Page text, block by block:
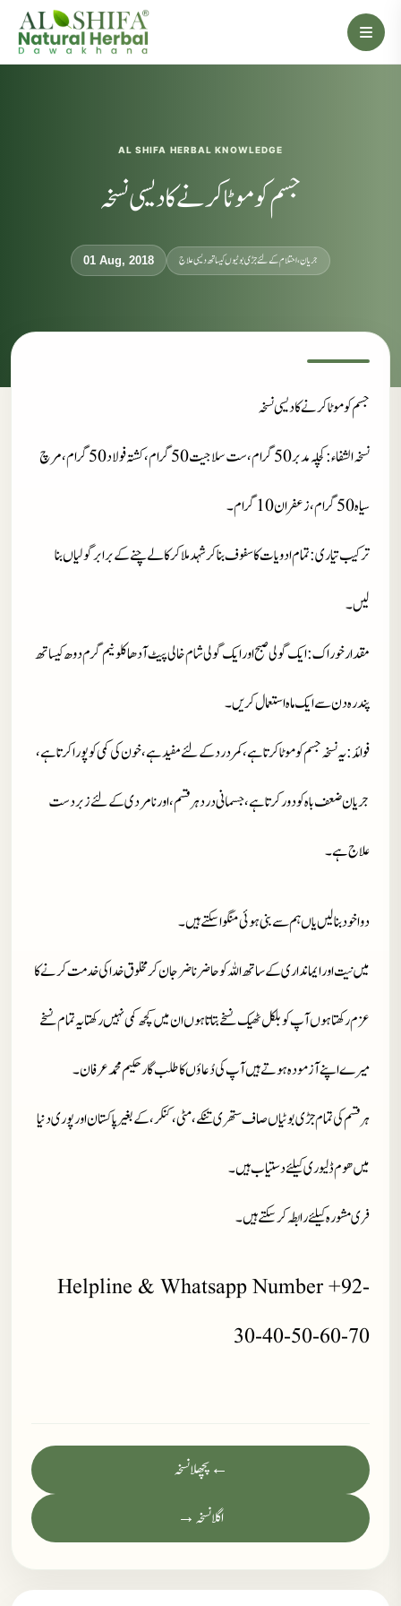
AL SHIFA HERBAL KNOWLEDGE
جسم کو موٹا کرنے کا دیسی نسخہ
01 Aug, 2018 جریان، احتلام کےلئے جڑی بوٹیوں کیساتھ دیسی علاج
جسم کو موٹا کرنے کا دیسی نسخہ
نسخہ الشفاء
: کچلہ مدبر 50 گرام، ست سلاجیت 50 گرام، کشتہ فولاد 50 گرام، مرچ
سیاہ 50 گرام، زعفران 10 گرام۔
ترکیب تیاری: تمام ادویات کا سفوف بنا کر شہد ملا کر کالے چنے کے برابر گولیاں بنا
لیں۔
مقدار خوراک: ایک گولی صبح اور ایک گولی شام خالی پیٹ آدھا کلو نیم گرم دوھ کیساتھ
پندرہ دن سے ایک ماہ استعمال کریں۔
فوائد: یہ نسخہ جسم کو موٹا کرتا ہے، کمردرد کے لئے مفید ہے، خون کی کمی کو پورا کرتا ہے،
جریان ضعف باہ کو دور کرتا ہے، جسمانی درد ہر قسم، اور نامردی کے لئے زبردست
علاج ہے۔
دوا خود بنا لیں یاں ہم سے بنی ہوئی منگوا سکتے ہیں۔
میں نیت اور ایمانداری کے ساتھ اللہ کو حاضر ناضر جان کر مخلوق خدا کی خدمت کرنے کا
عزم رکھتا ہوں آپ کو بلکل ٹھیک نسخے بتاتا ہوں ان میں کچھ کمی نہیں رکھتا یہ تمام نسخے
میرے اپنے آزمودہ ہوتے ہیں آپ کی دُعاؤں کا طلب گار حکیم محمد عرفان۔
ہر قسم کی تمام جڑی بوٹیاں صاف ستھری تنکے، مٹی، کنکر، کے بغیر پاکستان اور پوری دنیا
میں ھوم ڈلیوری کیلئے دستیاب ہیں۔
فری مشورہ کیلئے رابطہ کر سکتے ہیں۔
Helpline & Whatsapp Number +92-
30-40-50-60-70
← پچھلا نسخہ
اگلا نسخہ →